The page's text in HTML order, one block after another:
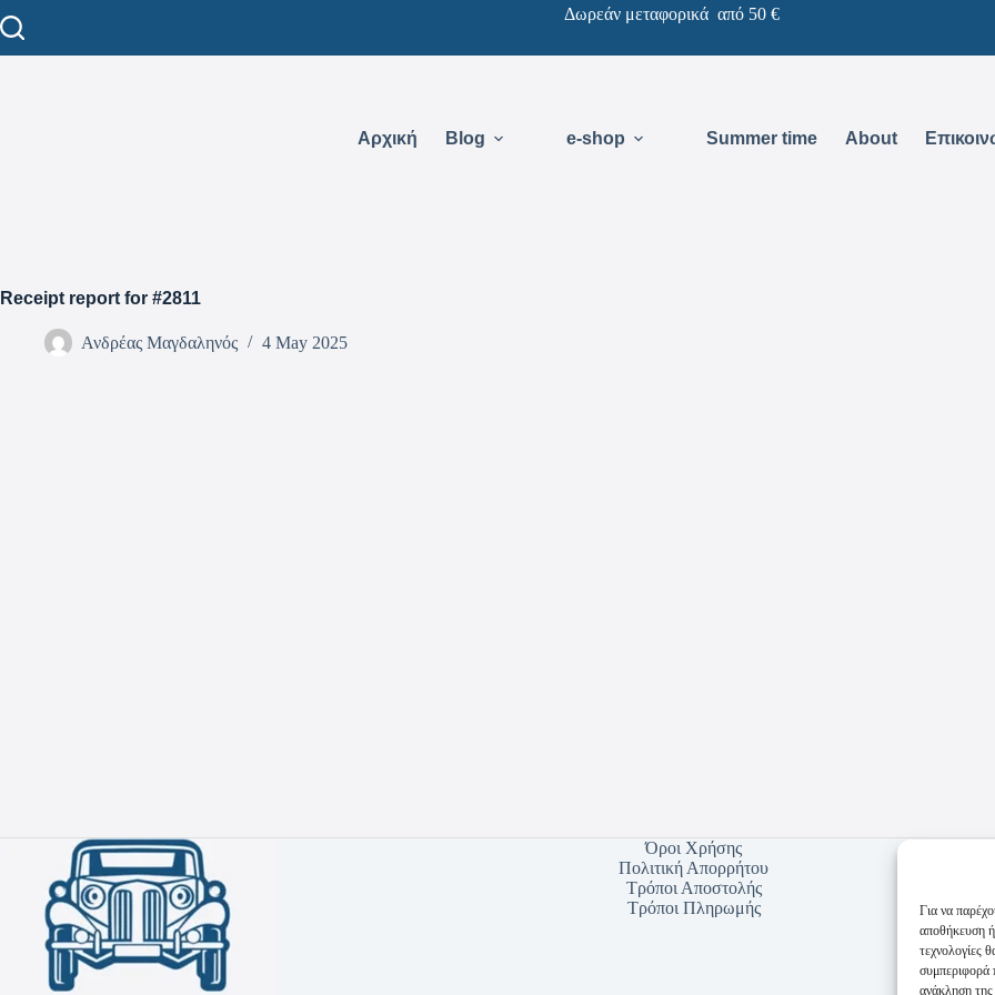
Για να
αποθήκευση
τεχνολογίες
συμπεριφορά
ανάκληση της
Δωρεάν μεταφορικά από 50 €
Αρχική Blog e-shop Summer time About
Receipt report for #2811
Ανδρέας Μαγδαληνός 4 May 2025
Όροι Χρήσης
Πολιτική Απορρήτου
Τρόποι Αποστολής
Τρόποι Πληρωμής